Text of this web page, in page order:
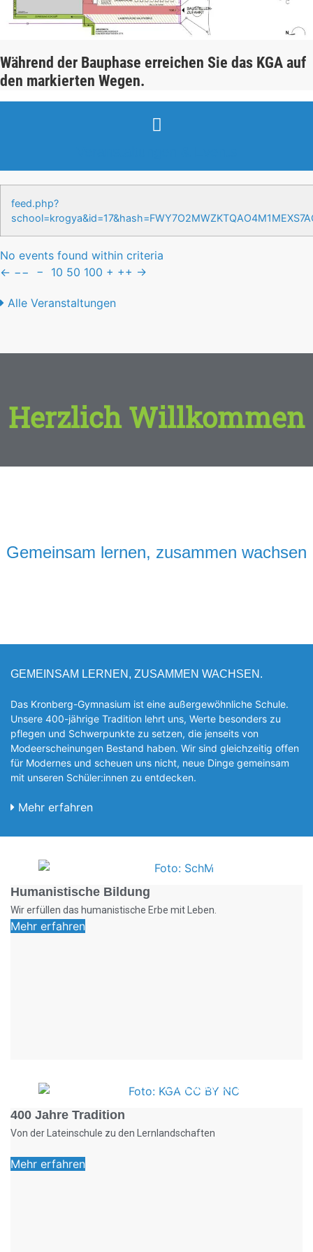
Während der Bauphase erreichen Sie das KGA auf
den markierten Wegen.
feed.php?
No events found within criteria
← −− − 10 50 100 + ++ →
Alle Veranstaltungen
Herzlich Willkommen
Gemeinsam lernen, zusammen wachsen
GEMEINSAM LERNEN, ZUSAMMEN WACHSEN.
Das Kronberg-Gymnasium ist eine außergewöhnliche Schule.
Unsere 400-jährige Tradition lehrt uns, Werte besonders zu
pflegen und Schwerpunkte zu setzen, die jen­seits von
Modeerscheinungen Be­stand haben. Wir sind gleichzeitig offen
für Modernes und scheuen uns nicht, neue Dinge gemeinsam
mit unseren Schüler:innen zu entde­cken.
Mehr erfahren
Foto: SchM
Humanistische Bildung
Wir erfüllen das humanistische Erbe mit Leben.
Mehr erfahren
Foto: KGA CC BY NC
400 Jahre Tradition
Von der Lateinschule zu den Lernlandschaften
Mehr erfahren